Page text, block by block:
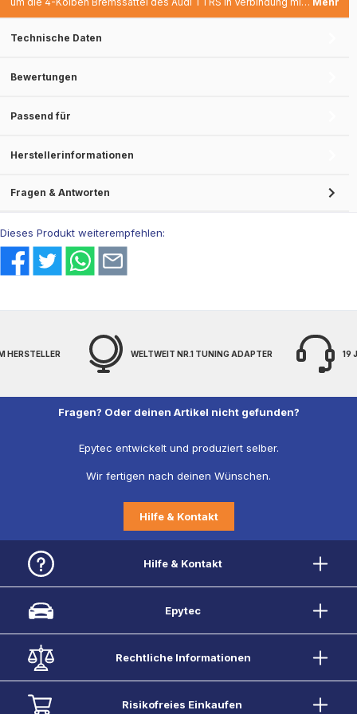
Technische Daten
Bewertungen
Passend für
Herstellerinformationen
Fragen & Antworten
Dieses Produkt weiterempfehlen:
HERSTELLER WELTWEIT NR.1 TUNING ADAPTER 19
Fragen? Oder deinen Artikel nicht gefunden?
Epytec entwickelt und produziert selber.
Wir fertigen nach deinen Wünschen.
Hilfe & Kontakt
Hilfe & Kontakt
Epytec
Rechtliche Informationen
Risikofreies Einkaufen